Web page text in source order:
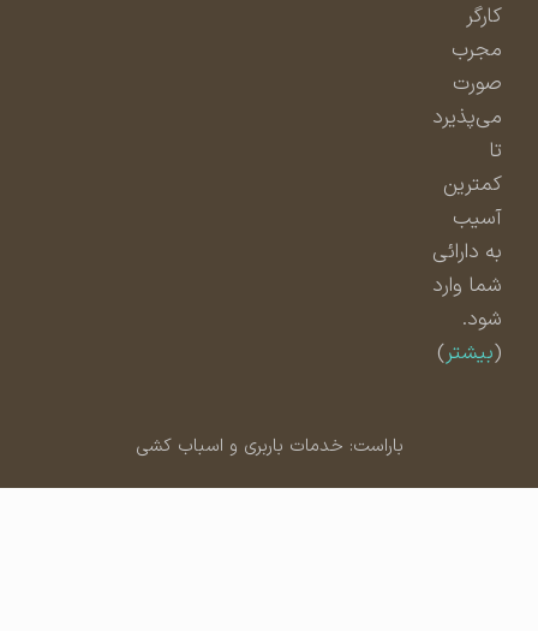
مجرب
صورت
می‌پذیرد
کمترین
آسیب
به دارائی
شما وارد
شود.
بیشتر)
باراست: خدمات باربری و اسباب کشی